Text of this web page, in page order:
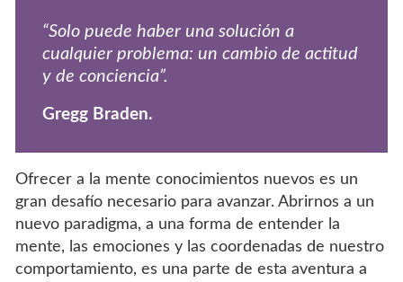
“Solo puede haber una solución a
cualquier problema: un cambio de actitud
y de conciencia”.
Gregg Braden.
Ofrecer a la mente conocimientos nuevos es un
gran desafío necesario para avanzar. Abrirnos a un
nuevo paradigma, a una forma de entender la
mente, las emociones y las coordenadas de nuestro
comportamiento, es una parte de esta aventura a